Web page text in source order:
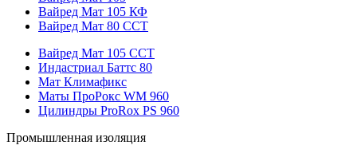
Вайред Мат 105 КФ
Вайред Мат 80 ССТ
Вайред Мат 105 ССТ
Индастриал Баттс 80
Мат Климафикс
Маты ПроРокс WM 960
Цилиндры ProRox PS 960
Промышленная изоляция